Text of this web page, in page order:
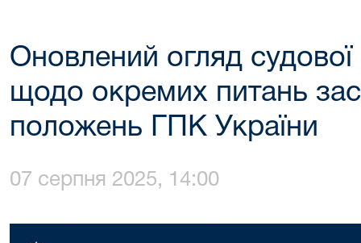
Оновлений огляд
щодо окремих питань
положень ГПК України
07 серпня 2025, 14:00